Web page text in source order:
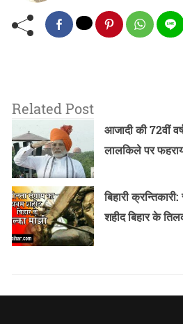
Related Post
आजादी की 72वीं
लालकिले पर
बिहारी
शहीद बिहार के